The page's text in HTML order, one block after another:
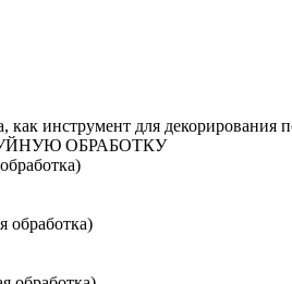
как инструмент для декорирования
ОБРАБОТКУ